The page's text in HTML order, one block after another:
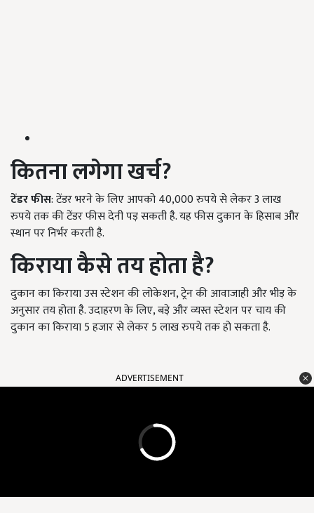
कितना लगेगा खर्च?
टेंडर फीस: टेंडर भरने के लिए आपको 40,000 रुपये से लेकर 3 लाख
रुपये तक की टेंडर फीस देनी पड़ सकती है. यह फीस दुकान के हिसाब और
स्थान पर निर्भर करती है.
किराया कैसे तय होता है?
दुकान का किराया उस स्टेशन की लोकेशन, ट्रेन की आवाजाही और भीड़ के
अनुसार तय होता है. उदाहरण के लिए, बड़े और व्यस्त स्टेशन पर चाय की
दुकान का किराया 5 हजार से लेकर 5 लाख रुपये तक हो सकता है.
ADVERTISEMENT